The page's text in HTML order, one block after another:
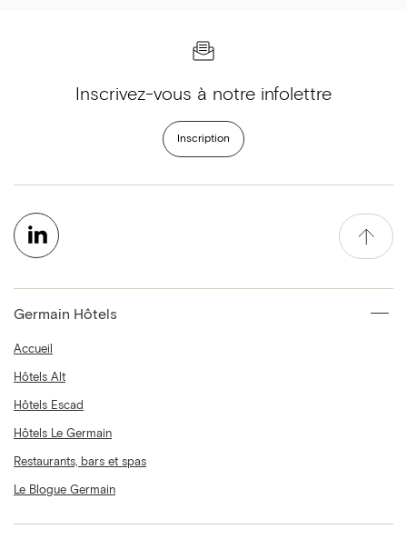
Inscrivez-vous à notre infolettre
Inscription
Germain Hôtels
Accueil
Hôtels Alt
Hôtels Escad
Hôtels Le Germain
Restaurants, bars et spas
Le Blogue Germain